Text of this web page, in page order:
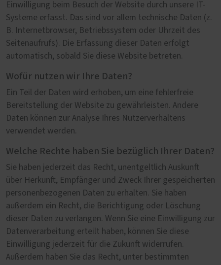
Einwilligung beim Besuch der Website durch unsere IT-
Systeme erfasst. Das sind vor allem technische Daten (z.
B. Internetbrowser, Betriebssystem oder Uhrzeit des
Seitenaufrufs). Die Erfassung dieser Daten erfolgt
automatisch, sobald Sie diese Website betreten.
Wofür nutzen wir Ihre Daten?
Ein Teil der Daten wird erhoben, um eine fehlerfreie
Bereitstellung der Website zu gewährleisten. Andere
Daten können zur Analyse Ihres Nutzerverhaltens
verwendet werden.
Welche Rechte haben Sie bezüglich Ihrer Daten?
Sie haben jederzeit das Recht, unentgeltlich Auskunft
über Herkunft, Empfänger und Zweck Ihrer gespeicherten
personenbezogenen Daten zu erhalten. Sie haben
außerdem ein Recht, die Berichtigung oder Löschung
dieser Daten zu verlangen. Wenn Sie eine Einwilligung zur
Datenverarbeitung erteilt haben, können Sie diese
Einwilligung jederzeit für die Zukunft widerrufen.
Außerdem haben Sie das Recht, unter bestimmten